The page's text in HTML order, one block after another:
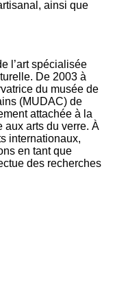
ainsi que
l’art spécialisée
De 2003 à
du musée de
(MUDAC) de
attachée à la
aux arts du verre. À
internationaux,
en tant que
des recherches